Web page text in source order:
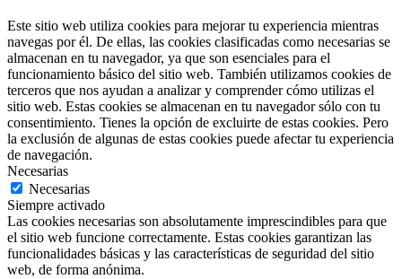
Este sitio web utiliza cookies para mejorar tu experiencia mientras
navegas por él. De ellas, las cookies clasificadas como necesarias se
almacenan en tu navegador, ya que son esenciales para el
funcionamiento básico del sitio web. También utilizamos cookies de
terceros que nos ayudan a analizar y comprender cómo utilizas el
sitio web. Estas cookies se almacenan en tu navegador sólo con tu
consentimiento. Tienes la opción de excluirte de estas cookies. Pero
la exclusión de algunas de estas cookies puede afectar tu experiencia
de navegación.
Necesarias
Necesarias
Siempre activado
Las cookies necesarias son absolutamente imprescindibles para que
el sitio web funcione correctamente. Estas cookies garantizan las
funcionalidades básicas y las características de seguridad del sitio
web, de forma anónima.